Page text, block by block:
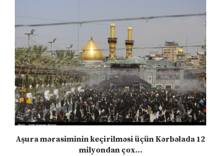
Aşura mərasiminin keçirilməsi üçün Kərbəlada 12
milyondan çox...